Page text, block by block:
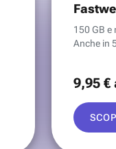
150 GB e
Anche in
9,95 €